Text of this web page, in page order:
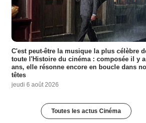
C'est peut-être la musique la plus célèbre
toute l'Histoire du cinéma : composée il y a
ans, elle résonne encore en boucle dans
têtes
jeudi 6 août 2026
Toutes les actus Cinéma